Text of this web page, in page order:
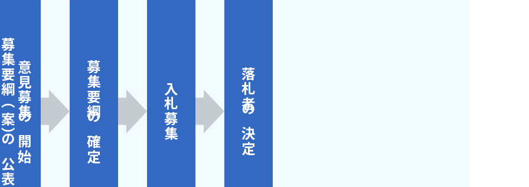
意見募集の開始
）の公表 募集要綱の確定 入札募集 落札者の決定